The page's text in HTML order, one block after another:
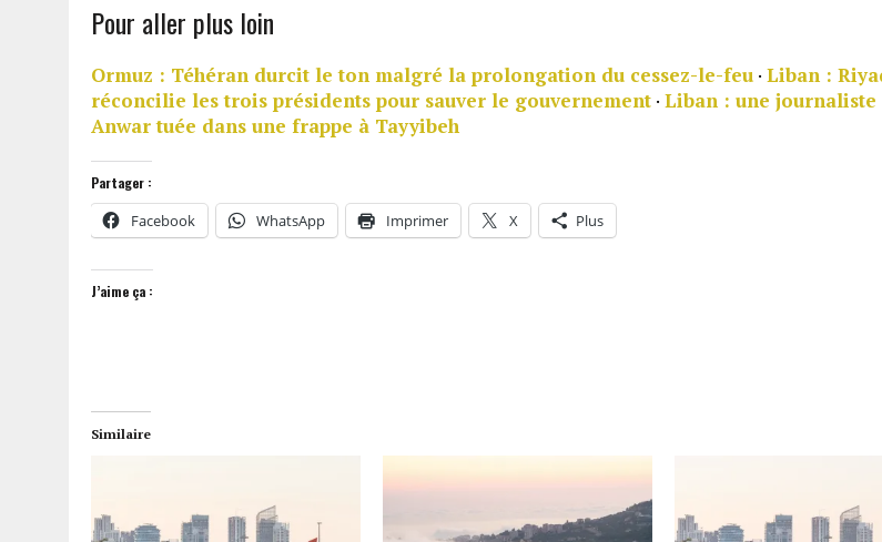
Pour aller plus loin
Ormuz : Téhéran durcit le ton malgré la prolongation du cessez-le-feu · Liban :
réconcilie les trois présidents pour sauver le gouvernement · Liban : une journaliste
Anwar tuée dans une frappe à Tayyibeh
Partager :
Facebook WhatsApp Imprimer X Plus
J’aime ça :
Similaire